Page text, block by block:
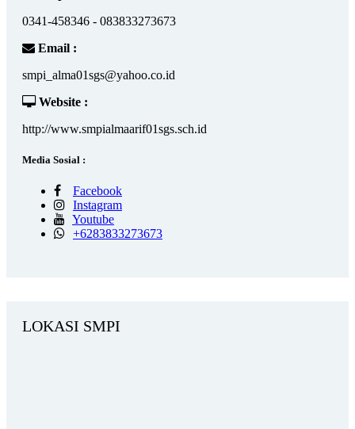
0341-458346 - 083833273673
Email :
smpi_alma01sgs@yahoo.co.id
Website :
http://www.smpialmaarif01sgs.sch.id
Media Sosial :
Facebook
Instagram
Youtube
+6283833273673
LOKASI SMPI